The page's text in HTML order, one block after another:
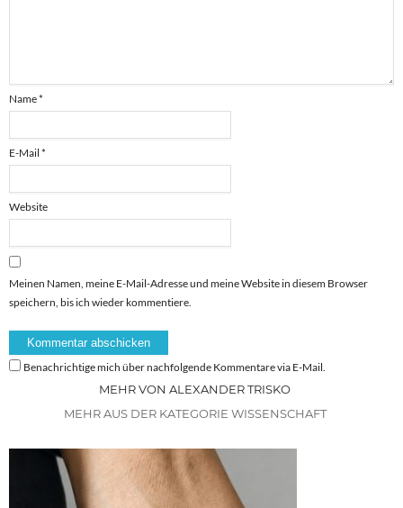
Name*
E-Mail *
Website
Meinen Namen, meine E-Mail-Adresse und meine Website in diesem Browser
speichern, bis ich wieder kommentiere.
Benachrichtige mich über nachfolgende Kommentare via E-Mail.
MEHR VON ALEXANDER TRISKO
MEHR AUS DER KATEGORIE WISSENSCHAFT